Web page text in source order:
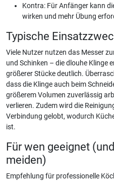
Kontra: Für Anfänger kann
wirken und mehr Übung
Typische
Viele Nutzer nutzen das Messer
und Schinken – die dlouhe Klinge
größerer Stücke deutlich.
dass die Klinge auch beim
größerem Volumen zuverlässig
verlieren. Zudem wird die
Verbindung gelobt, wodurch
ist.
Für wen geeignet
meiden)
Empfehlung für professionelle